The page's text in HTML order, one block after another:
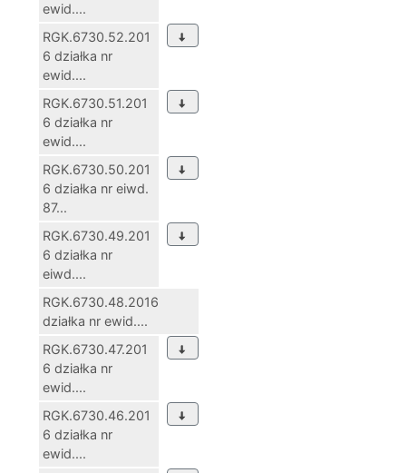
ewid....
RGK.6730.52.201
6 działka nr
ewid....
RGK.6730.51.201
6 działka nr
ewid....
RGK.6730.50.201
6 działka nr eiwd.
87...
RGK.6730.49.201
6 działka nr
eiwd....
RGK.6730.48.2016
działka nr ewid....
RGK.6730.47.201
6 działka nr
ewid....
RGK.6730.46.201
6 działka nr
ewid....